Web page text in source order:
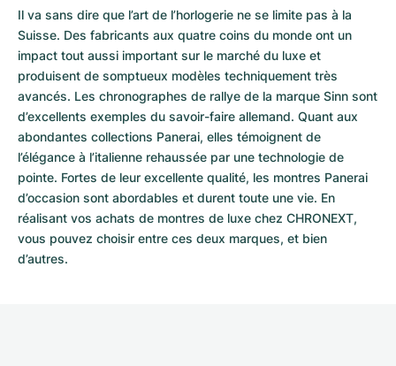
Il va sans dire que l’art de l’horlogerie ne se limite pas à la
Suisse. Des fabricants aux quatre coins du monde ont un
impact tout aussi important sur le marché du luxe et
produisent de somptueux modèles techniquement très
avancés. Les chronographes de rallye de la marque Sinn sont
d’excellents exemples du savoir-faire allemand. Quant aux
abondantes collections Panerai, elles témoignent de
l’élégance à l’italienne rehaussée par une technologie de
pointe. Fortes de leur excellente qualité, les montres Panerai
d’occasion sont abordables et durent toute une vie. En
réalisant vos achats de montres de luxe chez CHRONEXT,
vous pouvez choisir entre ces deux marques, et bien
d’autres.